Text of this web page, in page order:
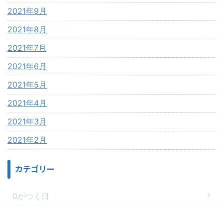
2021年9月
2021年8月
2021年7月
2021年6月
2021年5月
2021年4月
2021年3月
2021年2月
カテゴリー
0がつく日